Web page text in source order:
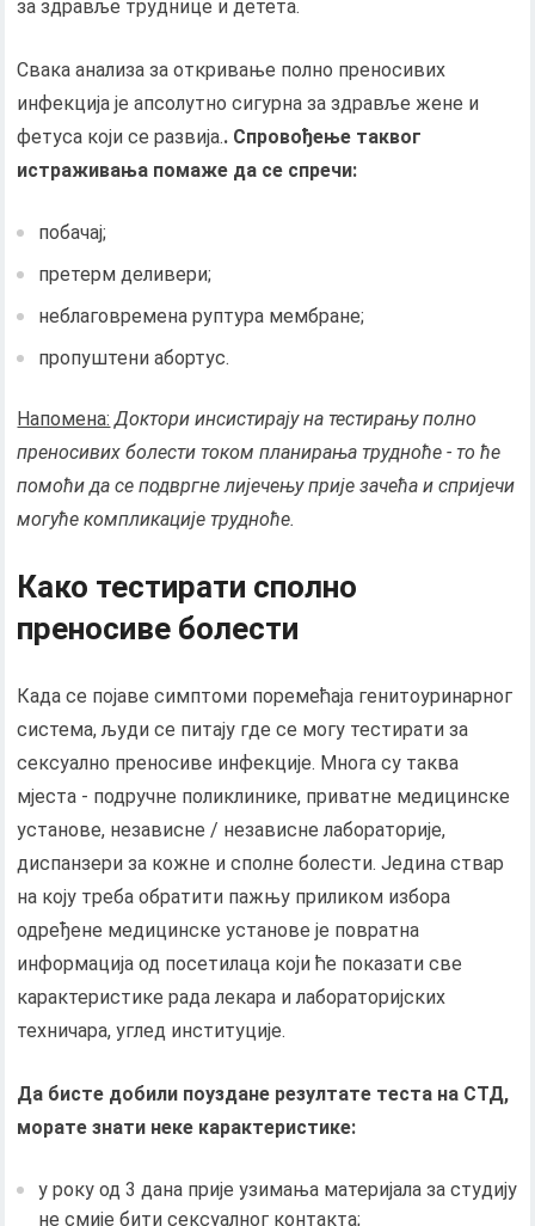
за здравље труднице и детета.
Свака анализа за откривање полно преносивих
инфекција је апсолутно сигурна за здравље жене и
фетуса који се развија.. Спровођење таквог
истраживања помаже да се спречи:
побачај;
претерм деливери;
неблаговремена руптура мембране;
пропуштени абортус.
Напомена: Доктори инсистирају на тестирању полно
преносивих болести током планирања трудноће - то ће
помоћи да се подвргне лијечењу прије зачећа и спријечи
могуће компликације трудноће.
Како тестирати сполно
преносиве болести
Када се појаве симптоми поремећаја генитоуринарног
система, људи се питају где се могу тестирати за
сексуално преносиве инфекције. Многа су таква
мјеста - подручне поликлинике, приватне медицинске
установе, независне / независне лабораторије,
диспанзери за кожне и сполне болести. Једина ствар
на коју треба обратити пажњу приликом избора
одређене медицинске установе је повратна
информација од посетилаца који ће показати све
карактеристике рада лекара и лабораторијских
техничара, углед институције.
Да бисте добили поуздане резултате теста на СТД,
морате знати неке карактеристике:
у року од 3 дана прије узимања материјала за студију
не смије бити сексуалног контакта;